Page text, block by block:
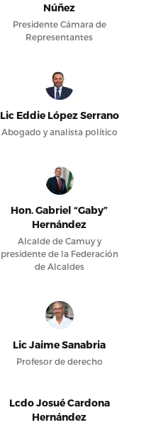
Núñez
Presidente Cámara de
Representantes
Lic Eddie López Serrano
Abogado y analista político
Hon. Gabriel “Gaby”
Hernández
Alcalde de Camuy y
presidente de la Federación
de Alcaldes
Lic Jaime Sanabria
Profesor de derecho
Lcdo Josué Cardona
Hernández